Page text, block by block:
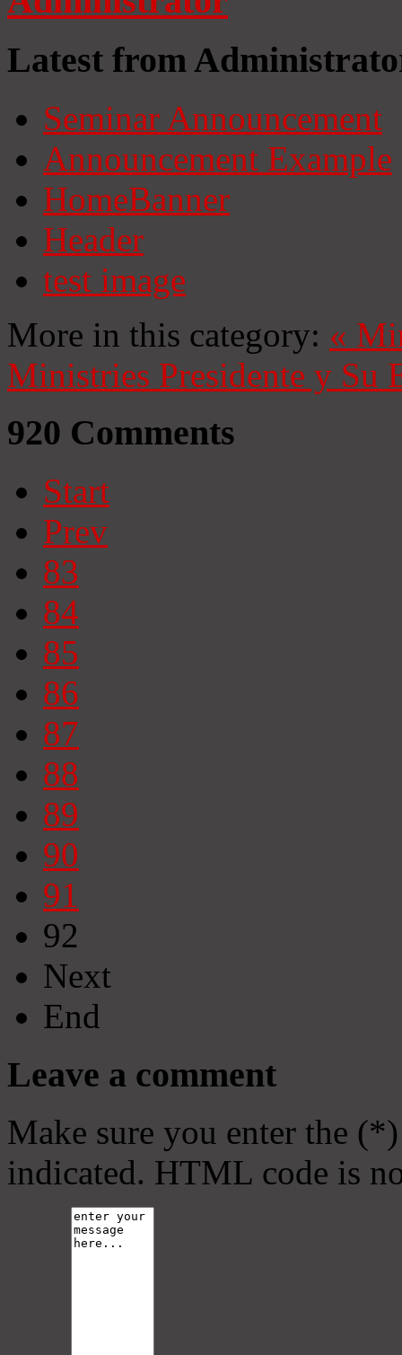
Latest from
Seminar Announcement
Announcement Example
HomeBanner
Header
test image
More in this category: «
Ministries Presidente y Su
920 Comments
Start
Prev
83
84
85
86
87
88
89
90
91
92
Next
End
Leave a comment
Make sure you enter the
indicated. HTML code is